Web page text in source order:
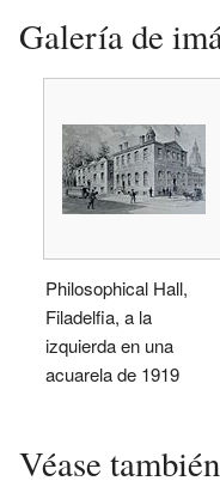
Galería de
Philosophical Hall,
Filadelfia, a la
izquierda en una
acuarela de 1919
Véase también